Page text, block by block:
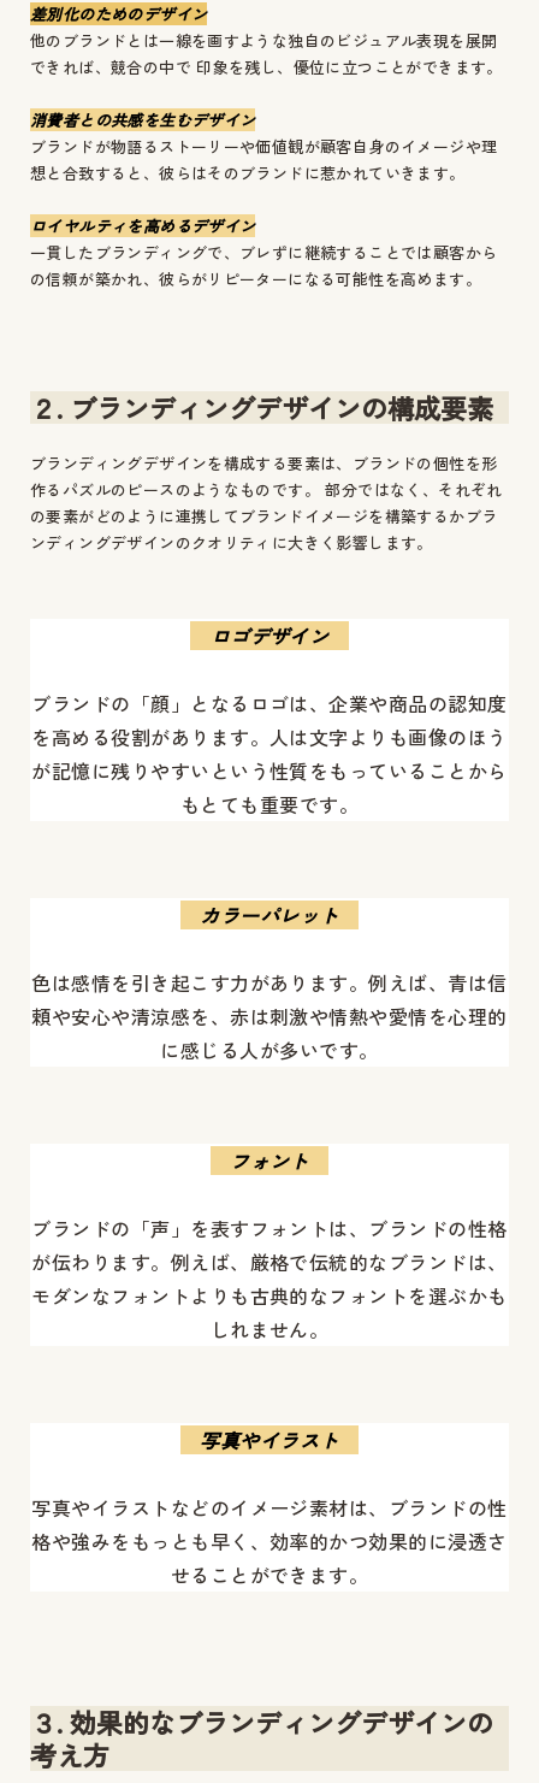
差別化のためのデザイン
他のブランドとは一線を画すような独自のビジュアル表現を展開
できれば、競合の中で 印象を残し、優位に立つことができます。
消費者との共感を生むデザイン
ブランドが物語るストーリーや価値観が顧客自身のイメージや理
想と合致すると、彼らはそのブランドに惹かれていきます。
ロイヤルティを高めるデザイン
一貫したブランディングで、ブレずに継続することでは顧客から
の信頼が築かれ、彼らがリピーターになる可能性を高めます。
２. ブランディングデザインの構成要素
ブランディングデザインを構成する要素は、ブランドの個性を形
作るパズルのピースのようなものです。 部分ではなく、それぞれ
の要素がどのように連携してブランドイメージを構築するかブラ
ンディングデザインのクオリティに大きく影響します。
ロゴデザイン
ブランドの「顔」となるロゴは、企業や商品の認知度
を高める役割があります。人は文字よりも画像のほう
が記憶に残りやすいという性質をもっていることから
もとても重要です。
カラーパレット
色は感情を引き起こす力があります。例えば、青は信
頼や安心や清涼感を、赤は刺激や情熱や愛情を心理的
に感じる人が多いです。
フォント
ブランドの「声」を表すフォントは、ブランドの性格
が伝わります。例えば、厳格で伝統的なブランドは、
モダンなフォントよりも古典的なフォントを選ぶかも
しれません。
写真やイラスト
写真やイラストなどのイメージ素材は、ブランドの性
格や強みをもっとも早く、効率的かつ効果的に浸透さ
せることができます。
３. 効果的なブランディングデザインの
考え方